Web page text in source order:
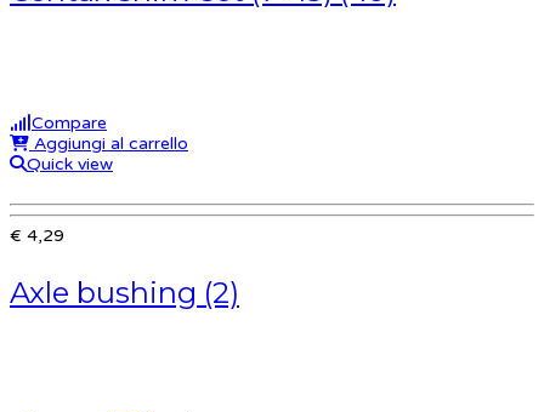
Compare
Aggiungi al carrello
Quick view
€ 4,29
Axle bushing (2)